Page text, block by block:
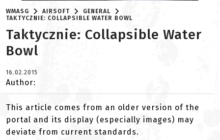
WMASG AIRSOFT
GENERAL
TAKTYCZNIE: COLLAPSIBLE WATER BOWL
Taktycznie: Collapsible Water
Bowl
16.02.2015
Author:
This article comes from an older version of the
portal and its display (especially images) may
deviate from current standards.